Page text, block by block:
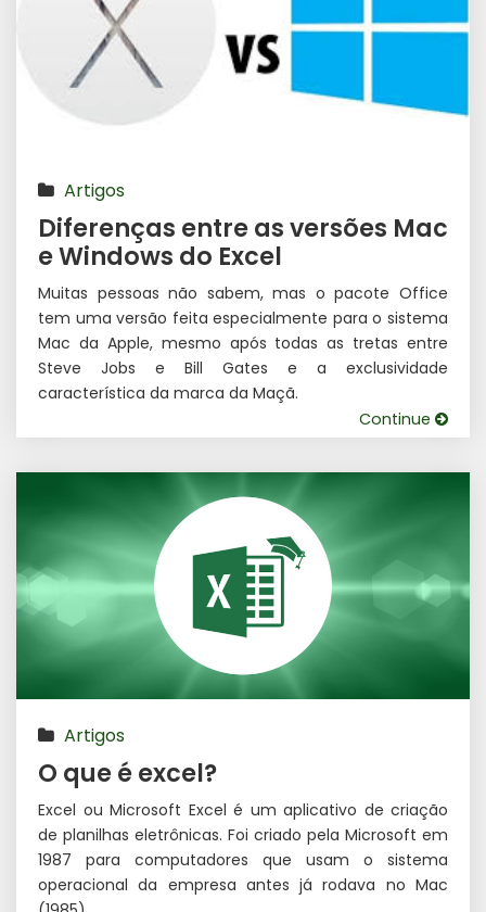
Artigos
Diferenças entre as versões Mac
e Windows do Excel
Muitas pessoas não sabem, mas o pacote Office
tem uma versão feita especialmente para o sistema
Mac da Apple, mesmo após todas as tretas entre
Steve Jobs e Bill Gates e a exclusividade
característica da marca da Maçã.
Continue
Artigos
O que é excel?
Excel ou Microsoft Excel é um aplicativo de criação
de planilhas eletrônicas. Foi criado pela Microsoft em
1987 para computadores que usam o sistema
operacional da empresa antes já rodava no Mac